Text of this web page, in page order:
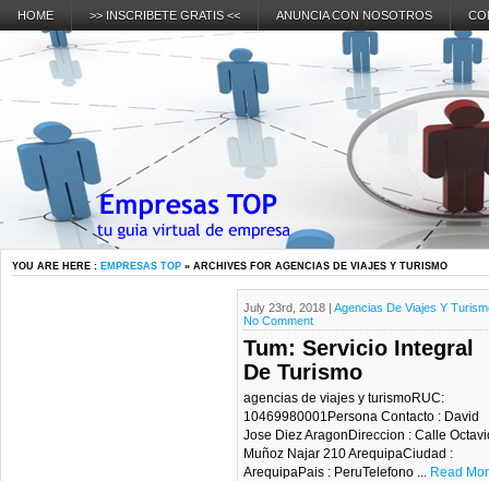
HOME >> INSCRIBETE GRATIS << ANUNCIA CON NOSOTROS
YOU ARE HERE : EMPRESAS TOP » ARCHIVES FOR AGENCIAS DE VIAJES Y TURISMO
July 23rd, 2018 | Agencias De Viajes Y
No Comment
Tum: Servicio Integral
De Turismo
agencias de viajes y turismoRUC:
10469980001Persona Contacto : David
Jose Diez AragonDireccion : Calle
Muñoz Najar 210 ArequipaCiudad :
ArequipaPais : PeruTelefono ... Read